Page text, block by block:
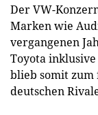
Der VW-
Marken wie
vergangenen
Toyota
blieb somit zum
deutschen